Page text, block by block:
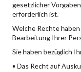
gesetzlicher
erforderlich ist.
Welche Rechte
Bearbeitung Ihrer
Sie haben bezüglich
• Das Recht auf